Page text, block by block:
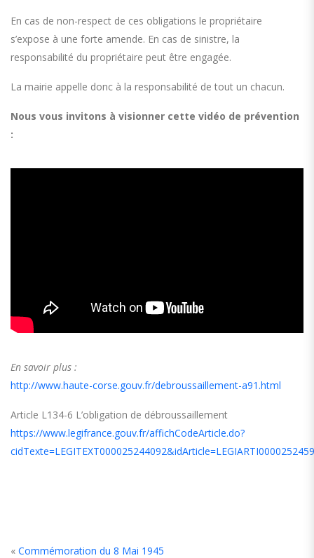
En cas de non-respect de ces obligations le propriétaire
s’expose à une forte amende. En cas de sinistre, la
responsabilité du propriétaire peut être engagée.
La mairie appelle donc à la responsabilité de tout un chacun.
Nous vous invitons à visionner cette vidéo de prévention
:
En savoir plus :
http://www.haute-corse.gouv.fr/debroussaillement-a91.html
Article L134-6 L’obligation de débroussaillement
https://www.legifrance.gouv.fr/affichCodeArticle.do?
« Commémoration du 8 Mai 1945